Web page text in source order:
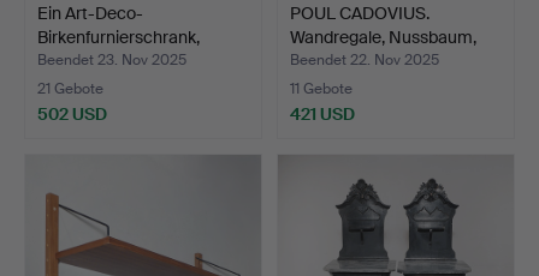
Ein Art-Deco-
Birkenfurnierschrank,
1920er …
Beendet 23. Nov 2025
21 Gebote
502 USD
POUL CADOVIUS.
Wandregale, Nussbaum,
Royal…
Beendet 22. Nov 2025
11 Gebote
421 USD